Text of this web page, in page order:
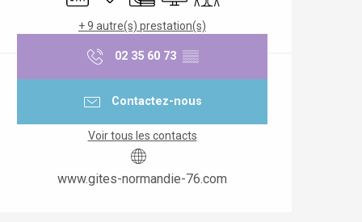
+ 9 autre(s) prestation(s)
02 35 60 73 ▒▒
Contactez-nous
Voir tous les contacts
www.gites-normandie-76.com